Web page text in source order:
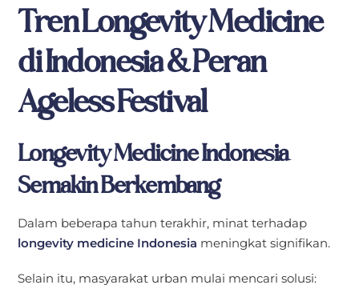
Tren Longevity Medicine
di Indonesia & Peran
Ageless Festival
Longevity Medicine Indonesia
Semakin Berkembang
Dalam beberapa tahun terakhir, minat terhadap
longevity medicine Indonesia meningkat signifikan.
Selain itu, masyarakat urban mulai mencari solusi: